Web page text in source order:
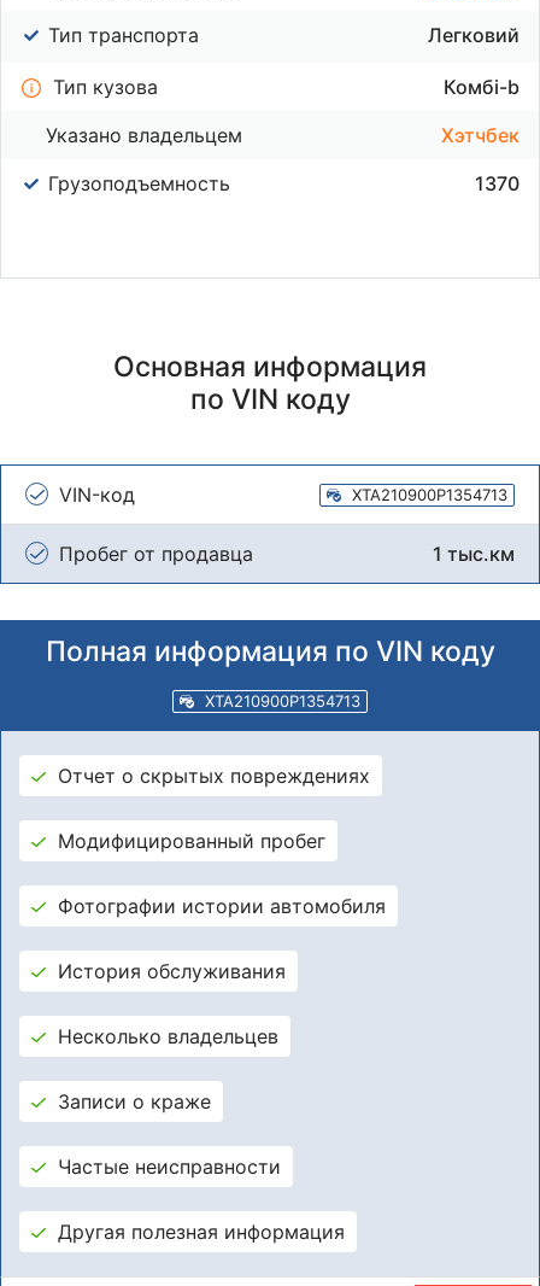
Тип транспорта
Легковий
Тип кузова
Комбі-b
Указано владельцем
Хэтчбек
Грузоподъемность
1370
Основная информация
по VIN коду
VIN-код XTA210900P1354713
Пробег от продавца 1 тыс.км
Полная информация по VIN коду
XTA210900P1354713
Отчет о скрытых повреждениях
Модифицированный пробег
Фотографии истории автомобиля
История обслуживания
Несколько владельцев
Записи о краже
Частые неисправности
Другая полезная информация